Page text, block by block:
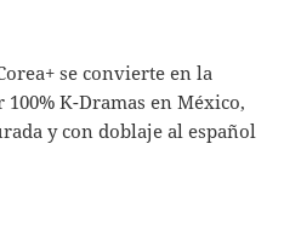
se convierte en la
K-Dramas en México,
y con doblaje al español